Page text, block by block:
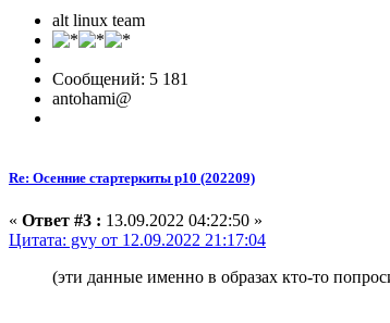
alt linux team
Сообщений: 5 181
antohami@
Re: Осенние стартеркиты p10 (202209)
« Ответ #3 : 13.09.2022 04:22:50 »
Цитата: gvy от 12.09.2022 21:17:04
(эти данные именно в образах кто-то